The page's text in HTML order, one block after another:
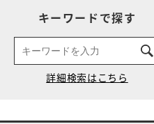
キーワードで探す